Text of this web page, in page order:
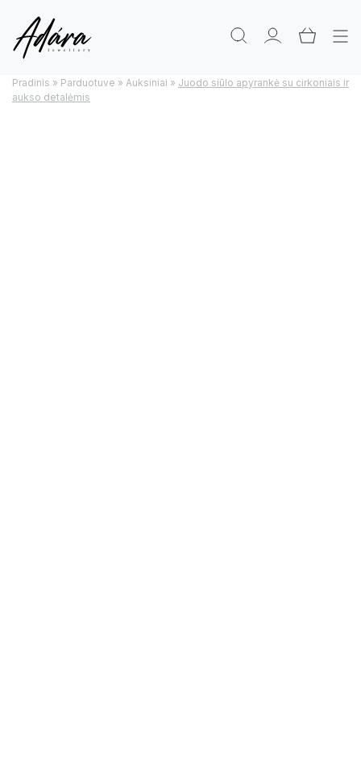
Pradinis » Parduotuve » Auksiniai » Juodo siūlo apyrankė su cirkoniais ir
aukso detalėmis